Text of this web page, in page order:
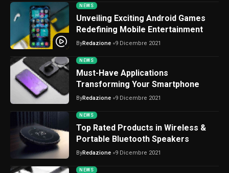
NEWS
Unveiling Exciting Android Games
Redefining Mobile Entertainment
ByRedazione 9 Dicembre 2021
NEWS
Must-Have Applications
Transforming Your Smartphone
ByRedazione 9 Dicembre 2021
NEWS
Top Rated Products in Wireless &
Portable Bluetooth Speakers
ByRedazione 9 Dicembre 2021
NEWS